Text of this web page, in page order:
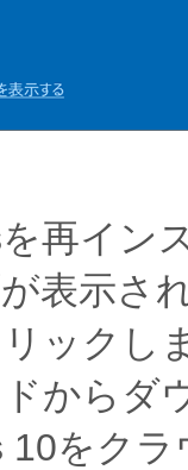
を再イ
表示さ
ックし
からダ
10をク